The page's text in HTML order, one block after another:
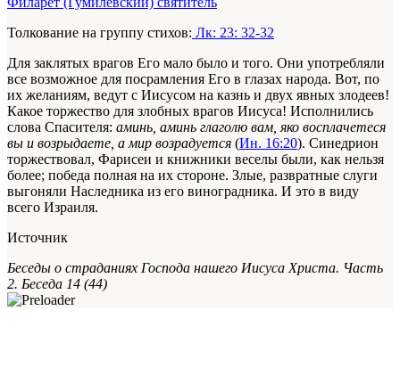
Толкование на группу стихов: Лк: 23: 32-32
Для заклятых врагов Его мало было и того. Они употребляли
все возможное для посрамления Его в глазах народа. Вот, по
их желаниям, ведут с Иисусом на казнь и двух явных злодеев!
Какое торжество для злобных врагов Иисуса! Исполнились
слова Спасителя: аминь, аминь глаголю вам, яко восплачетеся
вы и возрыдаете, а мир возрадуется (Ин. 16:20). Синедрион
торжествовал, Фарисеи и книжники веселы были, как нельзя
более; победа полная на их стороне. Злые, развратные слуги
выгоняли Наследника из его виноградника. И это в виду
всего Израиля.
Источник
Беседы о страданиях Господа нашего Иисуса Христа. Часть
2. Беседа 14 (44)